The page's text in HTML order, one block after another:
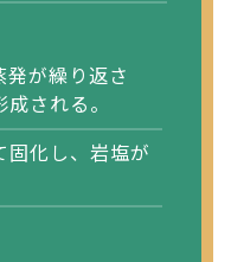
が繰り返さ
される。
固化し、岩塩が